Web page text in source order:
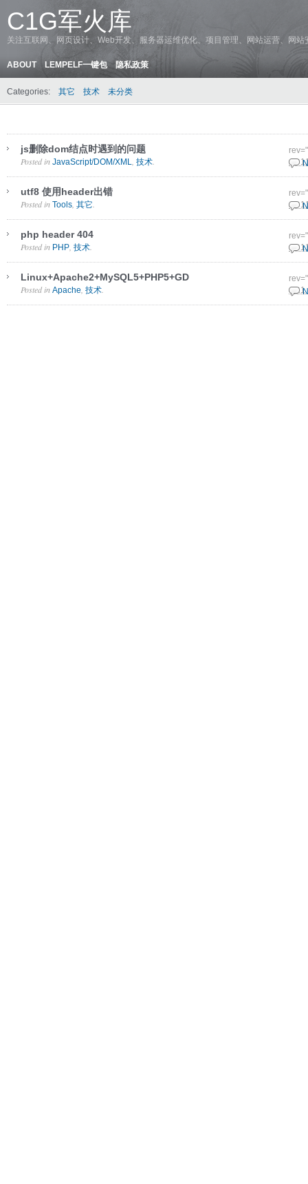
C1G军火库
关注互联网、网页设计、Web开发、服务器运维优化、项目管理、网站运营、网
ABOUT LEMPELF一键包 隐私政策
Categories: 其它 技术 未分类
js删除dom结点时遇到的问题
27
Posted in JavaScript/DOM/XML 技术
utf8 使用header出错
20
Posted in Tools 其它
php header 404
18
Posted in PHP 技术
Linux+Apache2+MySQL5+PHP5+GD
8 11
Posted in Apache 技术